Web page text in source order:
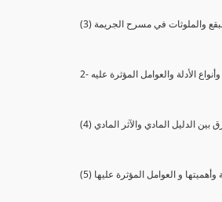
والملوثات في مسرح الجريمة
الأدلة والعوامل المؤثرة عليه
بين الدليل المادي والآثر المادي
وأهميتها و العوامل المؤثرة عليها